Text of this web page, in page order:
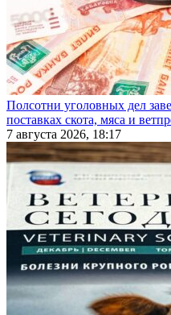
Полсотни уголовных дел
поставках скота, мяса и
7 августа 2026, 18:17